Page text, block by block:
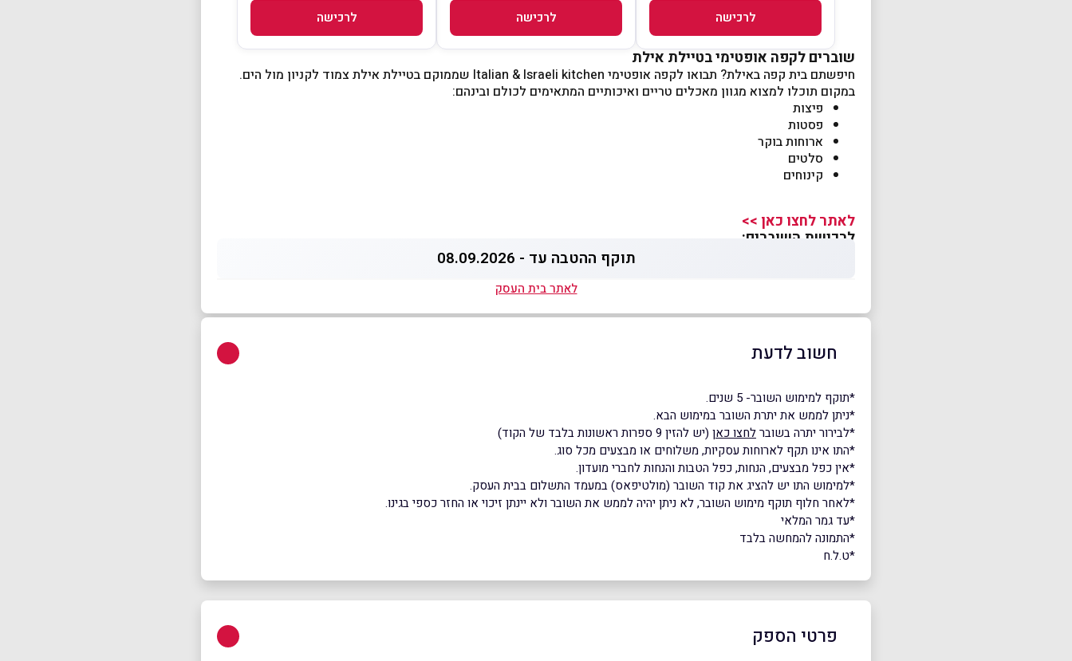
לרכישה לרכישה לרכישה
שוברים לקפה אופטימי בטיילת אילת
חיפשתם בית קפה באילת? תבואו לקפה אופטימי Italian & Israeli kitchen שממוקם בטיילת אילת צמוד לקניון מול הים.
במקום תוכלו למצוא מגוון מאכלים טריים ואיכותיים המתאימים לכולם ובינהם:
פיצות
פסטות
ארוחות בוקר
סלטים
קינוחים
לאתר לחצו כאן >>
לרכישת השוברים:
תוקף ההטבה עד - 08.09.2026
לאתר בית העסק
חשוב לדעת
*תוקף למימוש השובר- 5 שנים.
*ניתן לממש את יתרת השובר במימוש הבא.
*לבירור יתרה בשוברלחצו כאן (יש להזין 9 ספרות ראשונות בלבד של הקוד)
*התו אינו תקף לארוחות עסקיות, משלוחים או מבצעים מכל סוג.
*אין כפל מבצעים, הנחות, כפל הטבות והנחות לחברי מועדון.
*למימוש התו יש להציג את קוד השובר (מולטיפאס) במעמד התשלום בבית העסק.
*לאחר חלוף תוקף מימוש השובר, לא ניתן יהיה לממש את השובר ולא יינתן זיכוי או החזר כספי בגינו.
*עד גמר המלאי
*התמונה להמחשה בלבד
*ט.ל.ח
פרטי הספק